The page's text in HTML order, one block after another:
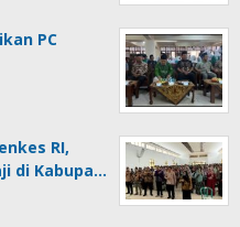
PC
RI,
di Kabupa…